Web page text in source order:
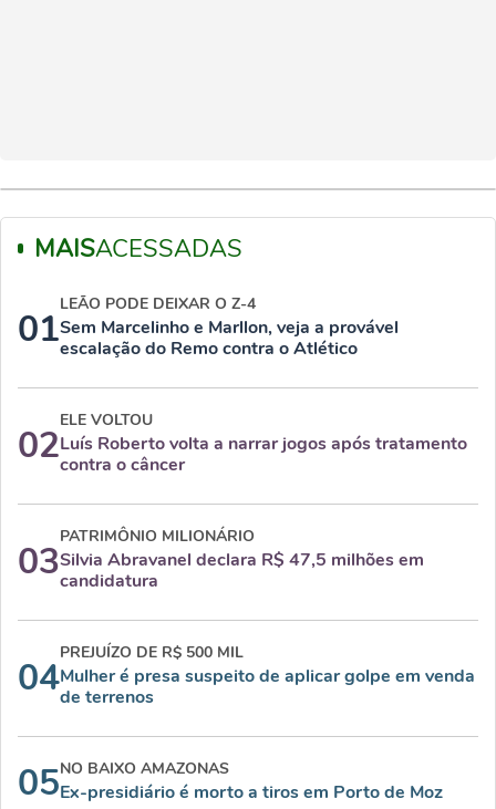
MAISACESSADAS
01
LEÃO PODE DEIXAR O Z-4
Sem Marcelinho e Marllon, veja a provável
escalação do Remo contra o Atlético
02
ELE VOLTOU
Luís Roberto volta a narrar jogos após tratamento
contra o câncer
03
PATRIMÔNIO MILIONÁRIO
Silvia Abravanel declara R$ 47,5 milhões em
candidatura
04
PREJUÍZO DE R$ 500 MIL
Mulher é presa suspeito de aplicar golpe em venda
de terrenos
05NO BAIXO AMAZONAS
Ex-presidiário é morto a tiros em Porto de Moz